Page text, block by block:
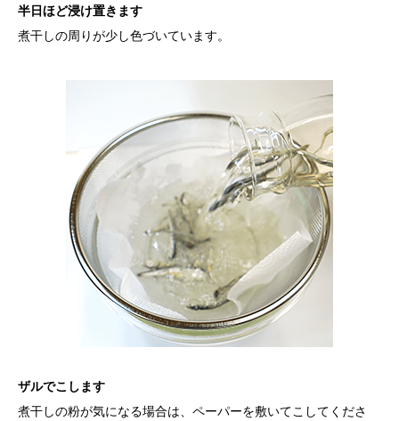
半日ほど浸け置きます
煮干しの周りが少し色づいています。
ザルでこします
煮干しの粉が気になる場合は、ペーパーを敷いてこしてくださ